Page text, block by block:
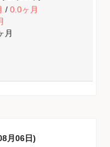
/ 0.0ヶ月
月
月06日)